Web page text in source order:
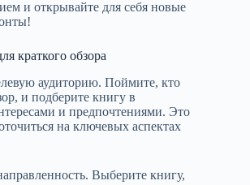
и открывайте для себя новые
краткого обзора
аудиторию. Поймите, кто
и подберите книгу в
и предпочтениями. Это
на ключевых аспектах
Выберите книгу,